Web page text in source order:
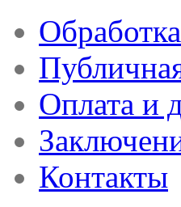
Оплата и
Контакты